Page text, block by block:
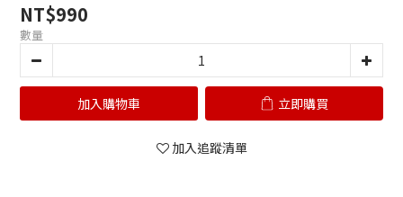
NT$990
數量
加入購物車 立即購買
加入追蹤清單